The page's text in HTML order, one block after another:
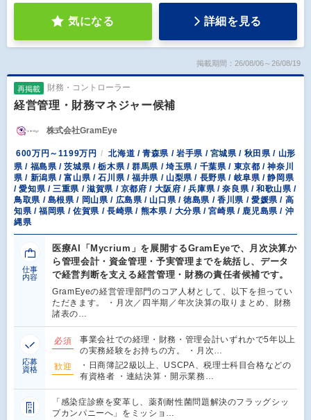
気になる 詳細を見る
掲載期間：26/08/06～26/08/19
再掲載 財務・コントローラー
経営管理・財務マネジャー候補
株式会社GramEye
600万円～1199万円
北海道 / 青森県 / 岩手県 / 宮城県 / 秋田県 / 山形
県 / 福島県 / 茨城県 / 栃木県 / 群馬県 / 埼玉県 / 千葉県 / 東京都 / 神奈川
県 / 新潟県 / 富山県 / 石川県 / 福井県 / 山梨県 / 長野県 / 岐阜県 / 静岡県
/ 愛知県 / 三重県 / 滋賀県 / 京都府 / 大阪府 / 兵庫県 / 奈良県 / 和歌山県 /
鳥取県 / 島根県 / 岡山県 / 広島県 / 山口県 / 徳島県 / 香川県 / 愛媛県 / 高
知県 / 福岡県 / 佐賀県 / 長崎県 / 熊本県 / 大分県 / 宮崎県 / 鹿児島県 / 沖
縄県
仕事
内容
医療AI「Mycrium」を展開するGramEyeで、月次決算か
ら管理会計・資金管理・予実管理までを統括し、データ
で経営判断を支える経営管理・財務の責任者候補です。
GramEyeの経営管理部門のコア人材として、以下を担ってい
ただきます。 ・月次／四半期／年次決算の取りまとめ、財務
諸表の…
応募
資格
必須
事業会社での経理・財務・管理会計いずれかで5年以上
の実務経験をお持ちの方。 ・月次…
歓迎
・日商簿記2級以上、USCPA、税理士科目合格などの
有資格者 ・連結決算・開示業務…
「感染症診療を変革し、薬剤耐性菌問題解決のフラッグシッ
プカンパニーへ」をミッショ…